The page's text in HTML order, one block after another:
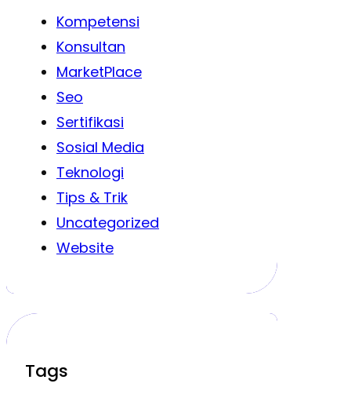
Kompetensi
Konsultan
MarketPlace
Seo
Sertifikasi
Sosial Media
Teknologi
Tips & Trik
Uncategorized
Website
Tags